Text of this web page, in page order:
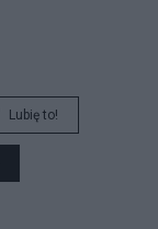
Lubię to!